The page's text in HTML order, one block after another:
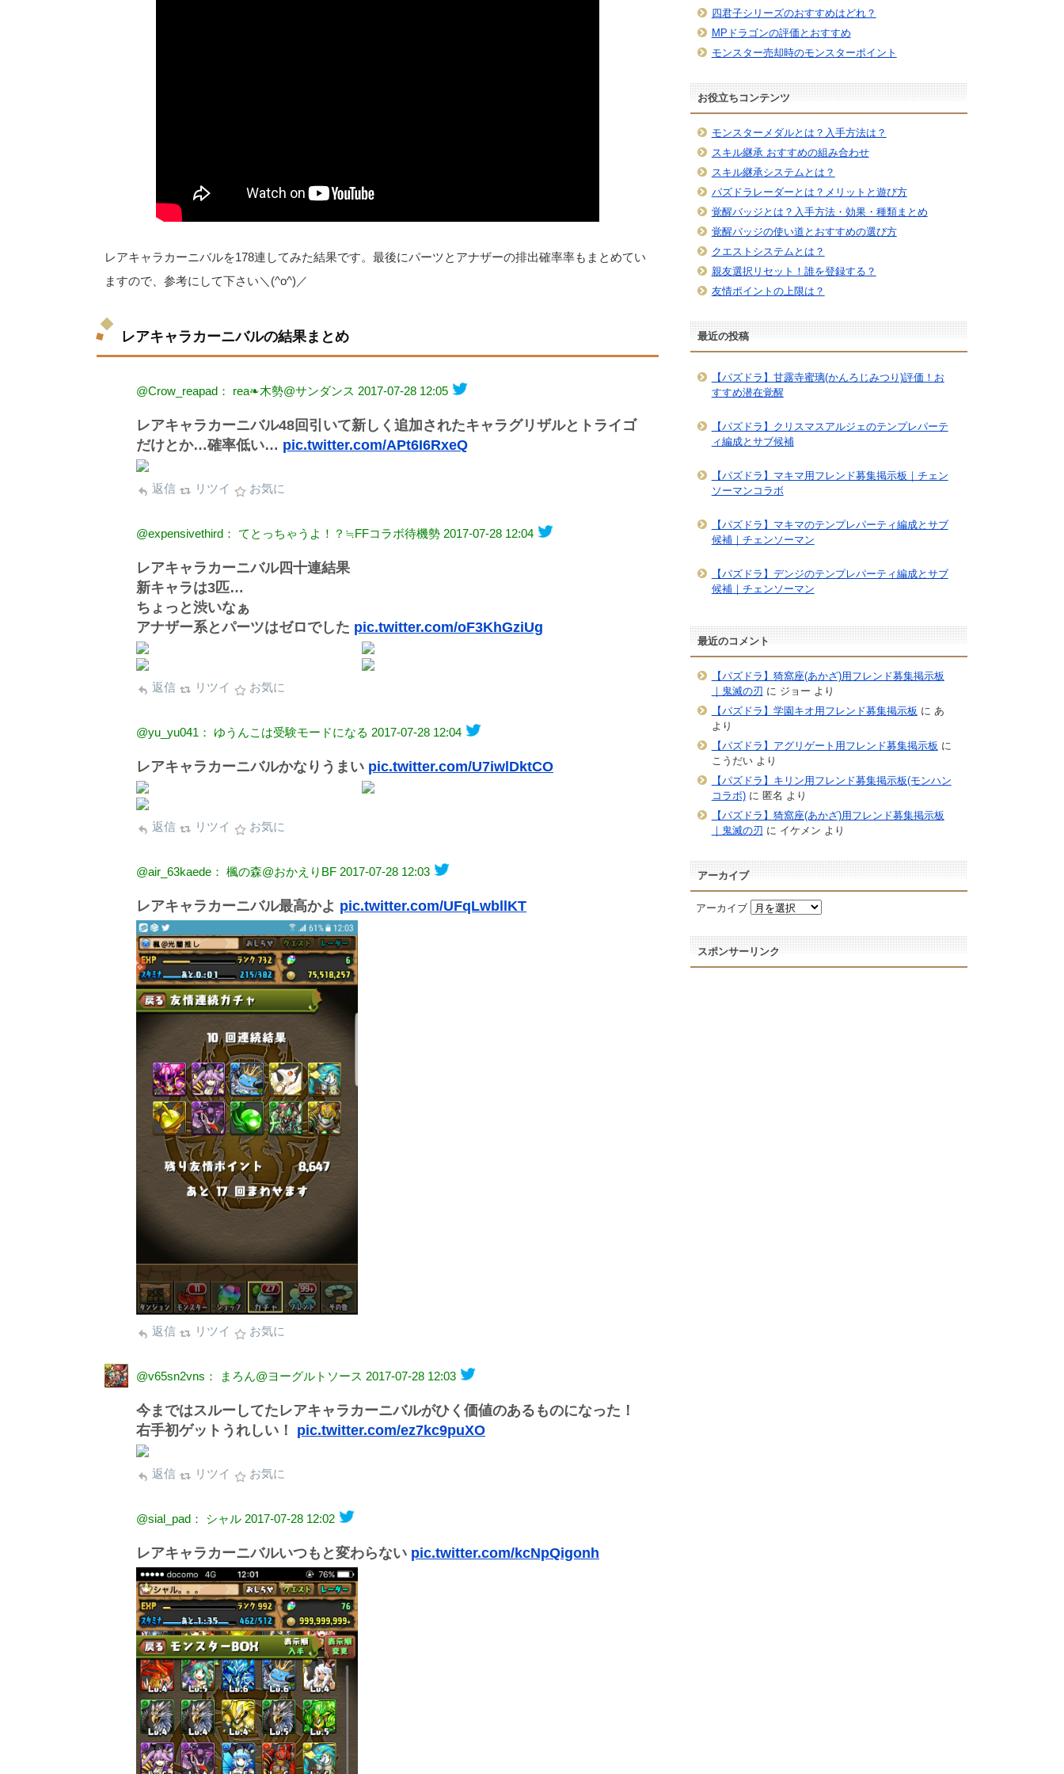
レアキャラカーニバルを178連してみた結果です。最後にパーツとアナザーの排出確率率もまとめてい
ますので、参考にして下さい＼(^o^)／
レアキャラカーニバルの結果まとめ
@Crow_reapad： rea❧木勢@サンダンス 2017-07-28 12:05
レアキャラカーニバル48回引いて新しく追加されたキャラグリザルとトライゴ
だけとか…確率低い… pic.twitter.com/APt6I6RxeQ
返信 リツイ お気に
@expensivethird： てとっちゃうよ！？≒FFコラボ待機勢 2017-07-28 12:04
レアキャラカーニバル四十連結果
新キャラは3匹…
ちょっと渋いなぁ
アナザー系とパーツはゼロでした pic.twitter.com/oF3KhGziUg
返信 リツイ お気に
@yu_yu041： ゆうんこは受験モードになる 2017-07-28 12:04
レアキャラカーニバルかなりうまい pic.twitter.com/U7iwlDktCO
返信 リツイ お気に
@air_63kaede： 楓の森@おかえりBF 2017-07-28 12:03
レアキャラカーニバル最高かよ pic.twitter.com/UFqLwbllKT
返信 リツイ お気に
@v65sn2vns： まろん@ヨーグルトソース 2017-07-28 12:03
今まではスルーしてたレアキャラカーニバルがひく価値のあるものになった！
右手初ゲットうれしい！ pic.twitter.com/ez7kc9puXO
返信 リツイ お気に
@sial_pad： シャル 2017-07-28 12:02
レアキャラカーニバルいつもと変わらない pic.twitter.com/kcNpQigonh
四君子シリーズのおすすめはどれ？
MPドラゴンの評価とおすすめ
モンスター売却時のモンスターポイント
お役立ちコンテンツ
モンスターメダルとは？入手方法は？
スキル継承 おすすめの組み合わせ
スキル継承システムとは？
パズドラレーダーとは？メリットと遊び方
覚醒バッジとは？入手方法・効果・種類まとめ
覚醒バッジの使い道とおすすめの選び方
クエストシステムとは？
親友選択リセット！誰を登録する？
友情ポイントの上限は？
最近の投稿
【パズドラ】甘露寺蜜璃(かんろじみつり)評価！お
すすめ潜在覚醒
【パズドラ】クリスマスアルジェのテンプレパーテ
ィ編成とサブ候補
【パズドラ】マキマ用フレンド募集掲示板｜チェン
ソーマンコラボ
【パズドラ】マキマのテンプレパーティ編成とサブ
候補｜チェンソーマン
【パズドラ】デンジのテンプレパーティ編成とサブ
候補｜チェンソーマン
最近のコメント
【パズドラ】猗窩座(あかざ)用フレンド募集掲示板
｜鬼滅の刃 に ジョー より
【パズドラ】学園キオ用フレンド募集掲示板 に あ
より
【パズドラ】アグリゲート用フレンド募集掲示板 に
こうだいより
【パズドラ】キリン用フレンド募集掲示板(モンハン
コラボ)に 匿名 より
【パズドラ】猗窩座(あかざ)用フレンド募集掲示板
｜鬼滅の刃 に イケメン より
アーカイブ
アーカイブ
スポンサーリンク